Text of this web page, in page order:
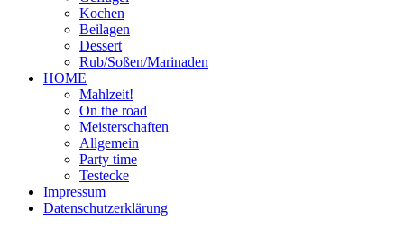
Kochen
Beilagen
Dessert
Rub/Soßen/Marinaden
HOME
Mahlzeit!
On the road
Meisterschaften
Allgemein
Party time
Testecke
Impressum
Datenschutzerklärung